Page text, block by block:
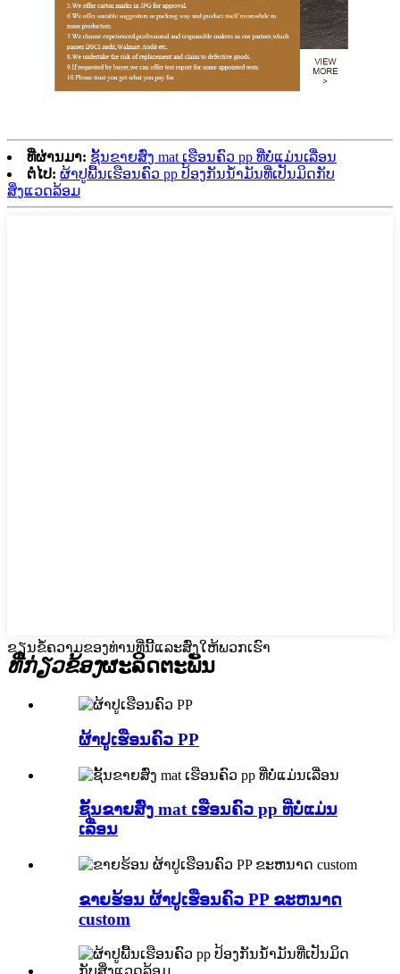
ທີ່ຜ່ານມາ: ຊັ້ນຂາຍສົ່ງ mat ເຮືອນຄົວ pp ທີ່ບໍ່ແມ່ນເລື່ອນ
ຕໍ່ໄປ: ຜ້າປູພື້ນເຮືອນຄົວ pp ປ້ອງກັນນ້ຳມັນທີ່ເປັນມິດກັບ
ສິ່ງແວດລ້ອມ
ຂຽນຂໍ້ຄວາມຂອງທ່ານທີ່ນີ້ແລະສົ່ງໃຫ້ພວກເຮົາ
ທີ່ກ່ຽວຂ້ອງຜະລິດຕະພັນ
ຜ້າປູເຮືອນຄົວ PP
ຊັ້ນຂາຍສົ່ງ mat ເຮືອນຄົວ pp ທີ່ບໍ່ແມ່ນ
ເລື່ອນ
ຂາຍຮ້ອນ ຜ້າປູເຮືອນຄົວ PP ຂະຫນາດ
custom